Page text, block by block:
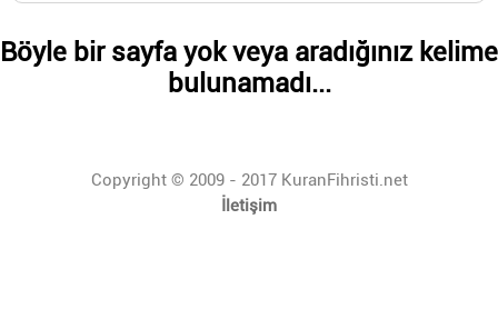
Böyle bir sayfa yok veya aradığınız kelime
bulunamadı...
Copyright © 2009 - 2017 KuranFihristi.net
İletişim